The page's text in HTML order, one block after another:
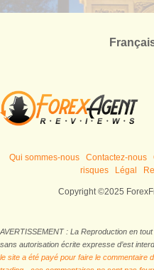
Qui sommes-nous Contactez-nous
risques
Légal
Copyright ©2025
AVERTISSEMENT : La Reproduction en
sans autorisation écrite expresse d’est
le site a été payé pour faire le commentaire